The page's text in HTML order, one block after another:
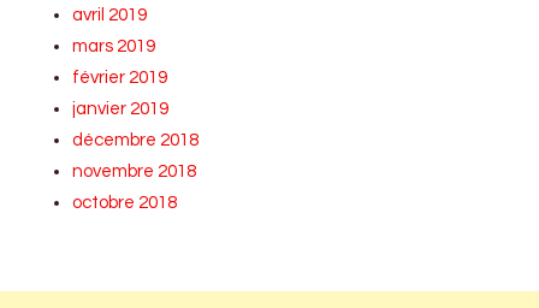
avril 2019
mars 2019
février 2019
janvier 2019
décembre 2018
novembre 2018
octobre 2018